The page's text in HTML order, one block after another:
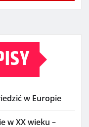
w Europie
w XX wieku –